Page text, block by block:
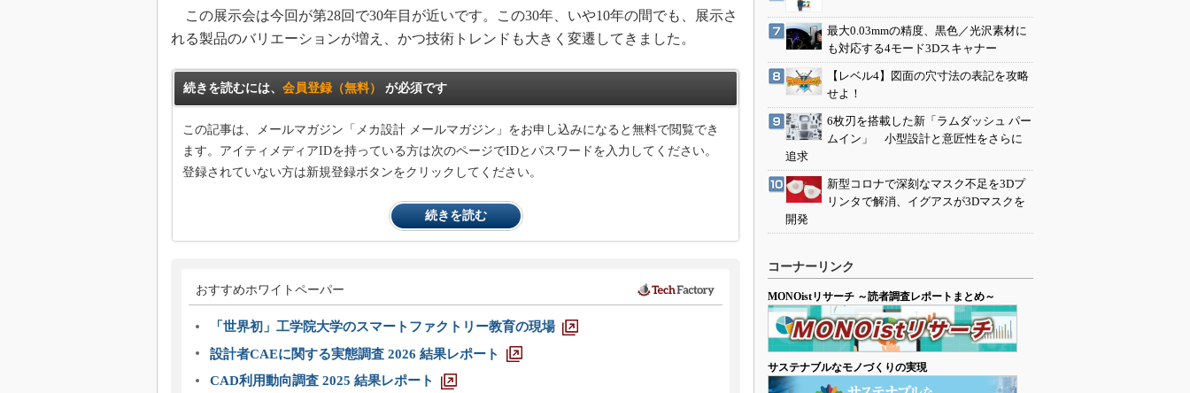
植物工場
知財マネジメント
海外生産
制御セキュリティ
新型コロナへの対応
この展示会は今回が第28回で30年目が近いです。この30年、いや10年の間でも、展示さ
れる製品のバリエーションが増え、かつ技術トレンドも大きく変遷してきました。
続きを読むには、 会員登録（無料） が必須です
この記事は、メールマガジン「メカ設計 メールマガジン」をお申し込みになると無料で閲覧でき
ます。アイティメディアIDを持っている方は次のページでIDとパスワードを入力してください。
登録されていない方は新規登録ボタンをクリックしてください。
続きを読む
おすすめホワイトペーパー
「世界初」工学院大学のスマートファクトリー教育の現場
設計者CAEに関する実態調査 2026 結果レポート
CAD利用動向調査 2025 結果レポート
最大0.03mmの精度、黒色／光沢素材に
も対応する4モード3Dスキャナー
【レベル4】図面の穴寸法の表記を攻略
せよ！
6枚刃を搭載した新「ラムダッシュ パー
ムイン」 小型設計と意匠性をさらに
追求
新型コロナで深刻なマスク不足を3Dプ
リンタで解消、イグアスが3Dマスクを
開発
コーナーリンク
MONOistリサーチ ～読者調査レポートまとめ～
サステナブルなモノづくりの実現